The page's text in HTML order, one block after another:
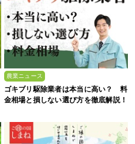
農業ニュース
ゴキブリ駆除業者は本当に高い？ 料
金相場と損しない選び方を徹底解説！